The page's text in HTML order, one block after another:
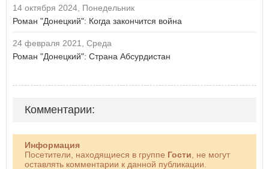
14 октября 2024, Понедельник
Роман "Донецкий": Когда закончится война
24 февраля 2021, Среда
Роман "Донецкий": Страна Абсурдистан
Комментарии:
Информация
Посетители, находящиеся в группе Гости , не могут
оставлять комментарии к данной публикации.